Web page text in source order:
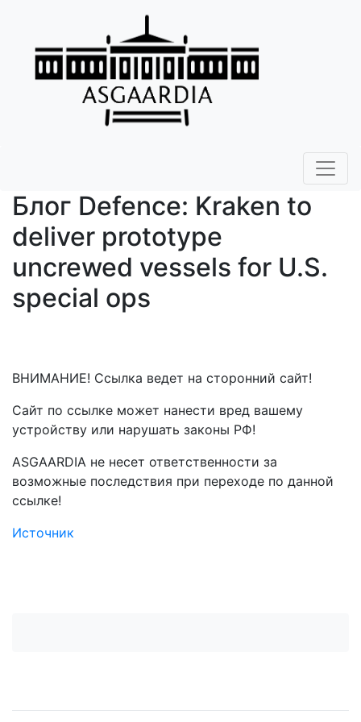
Блог Defence: Kraken to
deliver prototype
uncrewed vessels for U.S.
special ops
ВНИМАНИЕ! Ссылка ведет на сторонний сайт!
Сайт по ссылке может нанести вред вашему
устройству или нарушать законы РФ!
ASGAARDIA не несет ответственности за
возможные последствия при переходе по данной
ссылке!
Источник